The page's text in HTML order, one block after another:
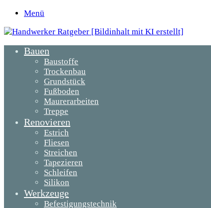
Menü
Bauen
Baustoffe
Trockenbau
Grundstück
Fußboden
Maurerarbeiten
Treppe
Renovieren
Estrich
Fliesen
Streichen
Tapezieren
Schleifen
Silikon
Werkzeuge
Befestigungstechnik